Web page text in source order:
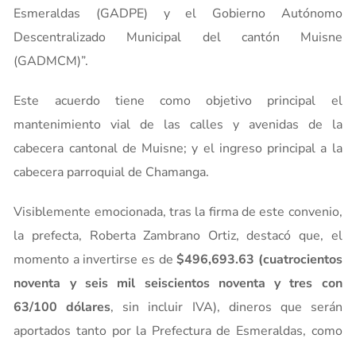
Esmeraldas (GADPE) y el Gobierno Autónomo
Descentralizado Municipal del cantón Muisne
(GADMCM)”.
Este acuerdo tiene como objetivo principal el
mantenimiento vial de las calles y avenidas de la
cabecera cantonal de Muisne; y el ingreso principal a la
cabecera parroquial de Chamanga.
Visiblemente emocionada, tras la firma de este convenio,
la prefecta, Roberta Zambrano Ortiz, destacó que, el
momento a invertirse es de$496,693.63 (cuatrocientos
noventa y seis mil seiscientos noventa y tres con
63/100 dólares, sin incluir IVA), dineros que serán
aportados tanto por la Prefectura de Esmeraldas, como